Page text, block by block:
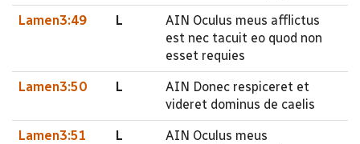
Lamen3:49 L
AIN Oculus meus afflictus
est nec tacuit eo quod non
esset requies
Lamen3:50 L
AIN Donec respiceret et
videret dominus de caelis
Lamen3:51 L
AIN Oculus meus